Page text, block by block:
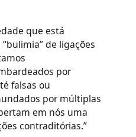
que está
de ligações
por
falsas ou
por múltiplas
em nós uma
contraditórias.”